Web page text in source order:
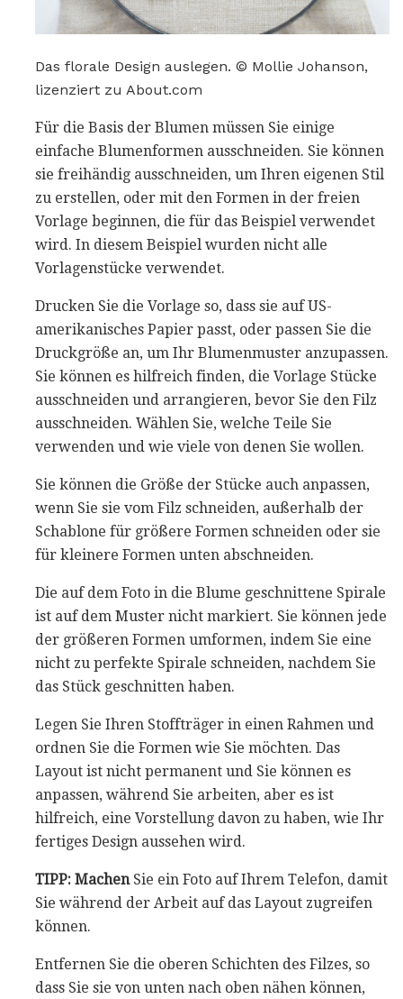
Das florale Design auslegen. © Mollie Johanson,
lizenziert zu About.com
Für die Basis der Blumen müssen Sie einige
einfache Blumenformen ausschneiden. Sie können
sie freihändig ausschneiden, um Ihren eigenen Stil
zu erstellen, oder mit den Formen in der freien
Vorlage beginnen, die für das Beispiel verwendet
wird. In diesem Beispiel wurden nicht alle
Vorlagenstücke verwendet.
Drucken Sie die Vorlage so, dass sie auf US-
amerikanisches Papier passt, oder passen Sie die
Druckgröße an, um Ihr Blumenmuster anzupassen.
Sie können es hilfreich finden, die Vorlage Stücke
ausschneiden und arrangieren, bevor Sie den Filz
ausschneiden. Wählen Sie, welche Teile Sie
verwenden und wie viele von denen Sie wollen.
Sie können die Größe der Stücke auch anpassen,
wenn Sie sie vom Filz schneiden, außerhalb der
Schablone für größere Formen schneiden oder sie
für kleinere Formen unten abschneiden.
Die auf dem Foto in die Blume geschnittene Spirale
ist auf dem Muster nicht markiert. Sie können jede
der größeren Formen umformen, indem Sie eine
nicht zu perfekte Spirale schneiden, nachdem Sie
das Stück geschnitten haben.
Legen Sie Ihren Stoffträger in einen Rahmen und
ordnen Sie die Formen wie Sie möchten. Das
Layout ist nicht permanent und Sie können es
anpassen, während Sie arbeiten, aber es ist
hilfreich, eine Vorstellung davon zu haben, wie Ihr
fertiges Design aussehen wird.
TIPP: MachenSie ein Foto auf Ihrem Telefon, damit
Sie während der Arbeit auf das Layout zugreifen
können.
Entfernen Sie die oberen Schichten des Filzes, so
dass Sie sie von unten nach oben nähen können,